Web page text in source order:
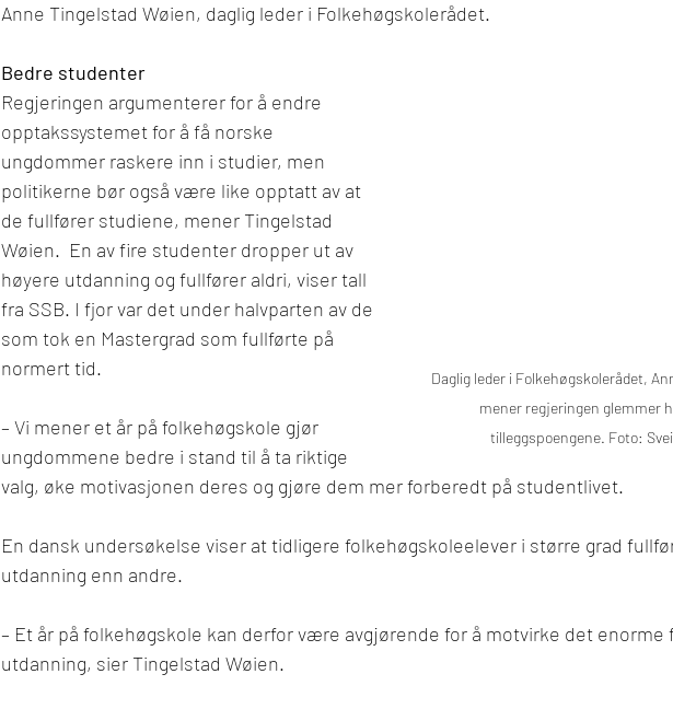
Anne Tingelstad Wøien, daglig leder i Folkehøgskolerådet.
Daglig leder i Folkehøgskolerådet,
mener regjeringen glemmer
tilleggspoengene. Foto:
Bedre studenter
Regjeringen argumenterer for å endre
opptakssystemet for å få norske
ungdommer raskere inn i studier, men
politikerne bør også være like opptatt av at
de fullfører studiene, mener Tingelstad
Wøien. En av fire studenter dropper ut av
høyere utdanning og fullfører aldri, viser tall
fra SSB. I fjor var det under halvparten av de
som tok en Mastergrad som fullførte på
normert tid.
– Vi mener et år på folkehøgskole gjør
ungdommene bedre i stand til å ta riktige
valg, øke motivasjonen deres og gjøre dem mer forberedt på studentlivet.
En dansk undersøkelse viser at tidligere folkehøgskoleelever i større grad
utdanning enn andre.
– Et år på folkehøgskole kan derfor være avgjørende for å motvirke det enorme
utdanning, sier Tingelstad Wøien.